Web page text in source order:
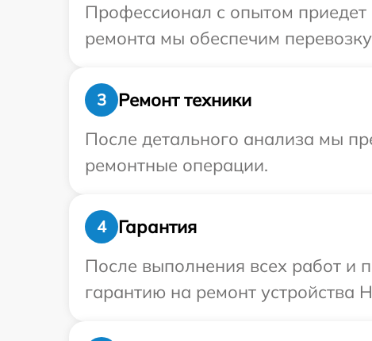
Профессионал с опытом приедет
ремонта мы обеспечим
3
Ремонт техники
После детального анализа мы
ремонтные операции.
4
Гарантия
После выполнения всех работ и
гарантию на ремонт устройства